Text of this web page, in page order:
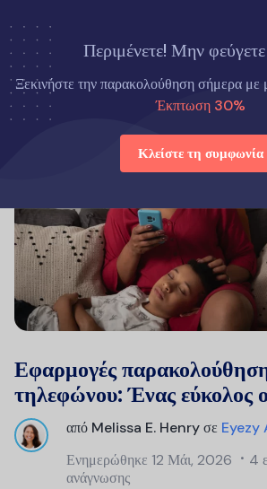
Περιμένετε! Μην
Ξεκινήστε την παρακολούθηση σήμερα με
Έκπτωση 30%
Κλείστε τη συμφωνία
Εφαρμογές
τηλεφώνου: Ένας εύκολος
από Melissa E. Henryσε
Ενημερώθηκε 12 Μάι, 2026
4
ανάγνωσης